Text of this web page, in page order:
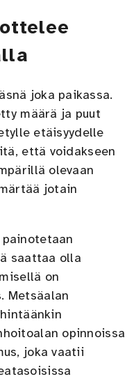
joka paikassa.
määrä ja puut
etäisyydelle
että voidakseen
olevaan
jotain
painotetaan
saattaa olla
on
Metsäalan
opinnoissa
joka vaatii